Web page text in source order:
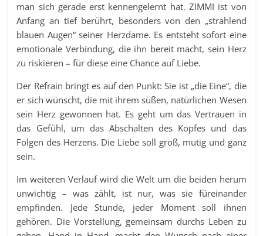
man sich gerade erst kennengelernt hat. ZIMMI ist von
Anfang an tief berührt, besonders von den „strahlend
blauen Augen“ seiner Herzdame. Es entsteht sofort eine
emotionale Verbindung, die ihn bereit macht, sein Herz
zu riskieren – für diese eine Chance auf Liebe.
Der Refrain bringt es auf den Punkt: Sie ist „die Eine“, die
er sich wünscht, die mit ihrem süßen, natürlichen Wesen
sein Herz gewonnen hat. Es geht um das Vertrauen in
das Gefühl, um das Abschalten des Kopfes und das
Folgen des Herzens. Die Liebe soll groß, mutig und ganz
sein.
Im weiteren Verlauf wird die Welt um die beiden herum
unwichtig – was zählt, ist nur, was sie füreinander
empfinden. Jede Stunde, jeder Moment soll ihnen
gehören. Die Vorstellung, gemeinsam durchs Leben zu